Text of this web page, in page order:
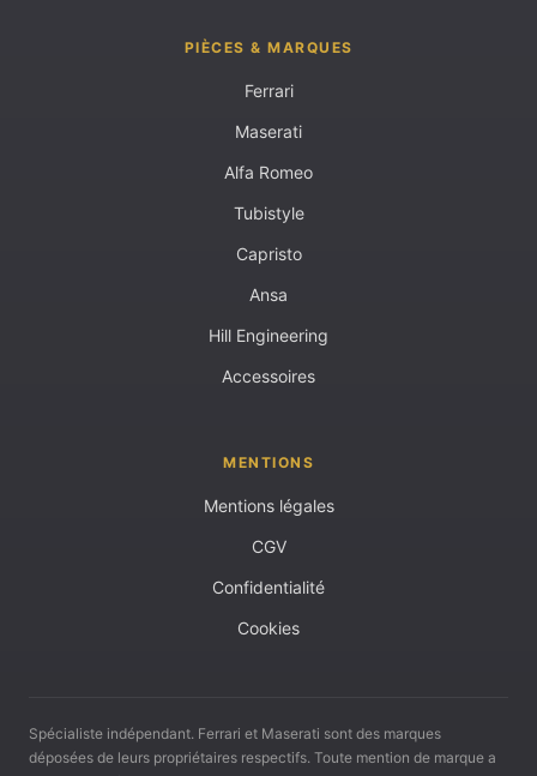
PIÈCES & MARQUES
Ferrari
Maserati
Alfa Romeo
Tubistyle
Capristo
Ansa
Hill Engineering
Accessoires
MENTIONS
Mentions légales
CGV
Confidentialité
Cookies
Spécialiste indépendant. Ferrari et Maserati sont des marques
déposées de leurs propriétaires respectifs. Toute mention de marque a